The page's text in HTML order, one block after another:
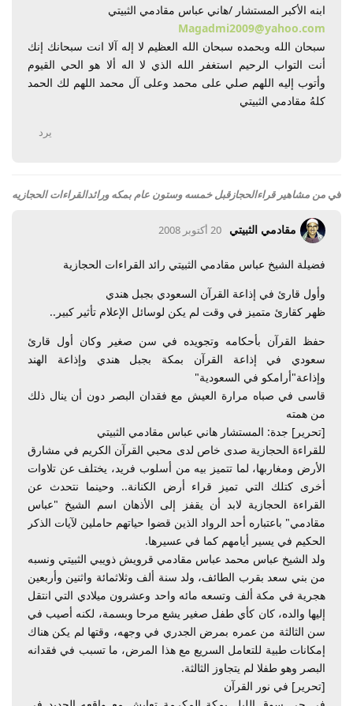
ابنه الأكبر المستشار /هاني عباس مقادمي الثبيتي
Magadmi2009@yahoo.com
سبحان الله وبحمده سبحان الله العظيم لا إله آلا انت سبحانك إنك
أنت التواب الرحيم استغفر الله الذي لا اله ألا هو الحي القيوم
وأتوب إليه اللهم صلي على محمد وعلى آل محمد اللهم لك الحمد
كلهُ مقادمي الثبيتي
يرد
في من مشاهير قراءالحجازقبل خمسه وستون عام بمكه ورائدالقراءات الحجازيه
مقادمي الثبيتي 20 أكتوبر 2008
فضيلة الشيخ عباس مقادمي الثبيتي رائد القراءات الحجازية
وأول قارئ في إذاعة القرآن السعودي بجبل هندي
ظهر كقارئ متميز في وقت لم يكن لوسائل الإعلام تأثير كبير..
حفظ القرآن بأحكامه وتجويده في سن صغير وكان أول قارئ
سعودي في إذاعة القرآن بمكة بجبل هندي وإذاعة الهند
وإذاعة"أرامكو في السعودية"
قاسى في صباه مرارة العيش مع فقدان البصر دون أن ينال ذلك
من همته
[تحرير] جدة: المستشار هاني عباس مقادمي الثبيتي
للقراءة الحجازية صدى خاص لدى محبي القرآن الكريم في مشارق
الأرض ومغاربها، لما تتميز بيه من أسلوب فريد، يختلف عن تلاوات
أخرى كتلك التي تميز قراء أرض الكنانة.. وحينما نتحدث عن
القراءة الحجازية لابد أن يقفز إلى الأذهان اسم الشيخ "عباس
مقادمي" باعتباره أحد الرواد الذين قضوا حياتهم حاملين لآيات الذكر
الحكيم في يسير أيامهم كما في عسيرها.
ولد الشيخ عباس محمد عباس مقادمي قرويش ذويبي الثبيتي ونسبه
من بني سعد بقرب الطائف، ولد سنة ألف وثلاثمائة واثنين وأربعين
هجرية في مكة ألف وتسعه مائه واحد وعشرون ميلادي التي انتقل
إليها والده، كان كأي طفل صغير يشع مرحا وبسمة، لكنه أصيب في
سن الثالثة من عمره بمرض الجدري في وجهه، وقتها لم يكن هناك
إمكانات طبية للتعامل السريع مع هذا المرض، ما تسبب في فقدانه
البصر وهو طفلا لم يتجاوز الثالثة.
[تحرير] في نور القرآن